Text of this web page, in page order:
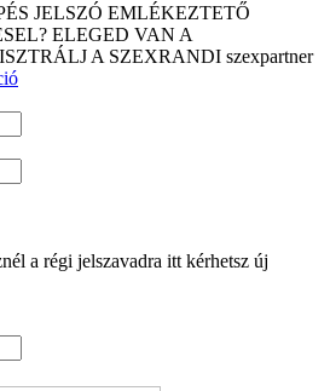
JELSZÓ EMLÉKEZTETŐ
ELEGED VAN A
A SZEXRANDI szexpartner
a régi jelszavadra itt kérhetsz új